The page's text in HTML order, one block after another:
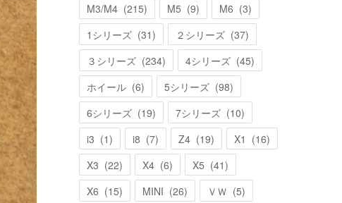
M3/M4 (215) M5 (9) M6 (3)
1シリーズ (31) ２シリーズ (37)
３シリーズ (234) 4シリーズ (45)
ホイール (6) 5シリーズ (98)
6シリーズ (19) 7シリーズ (10)
i3 (1) i8 (7) Z4 (19) X1 (16)
X3 (22) X4 (6) X5 (41)
X6 (15) MINI (26) ＶＷ (5)